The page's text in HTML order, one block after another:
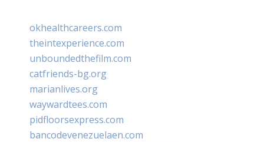
okhealthcareers.com
theintexperience.com
unboundedthefilm.com
catfriends-bg.org
marianlives.org
waywardtees.com
pidfloorsexpress.com
bancodevenezuelaen.com